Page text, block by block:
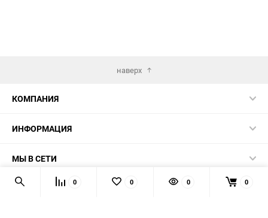
наверх
КОМПАНИЯ
ИНФОРМАЦИЯ
МЫ В СЕТИ
КОНТАКТЫ
0 0 0 0